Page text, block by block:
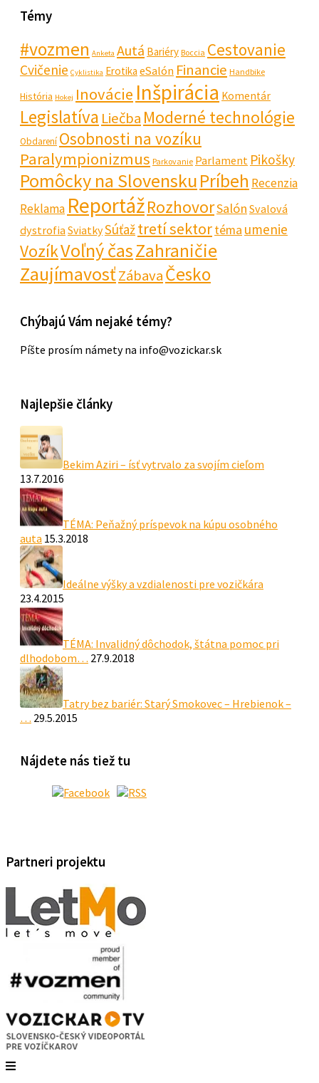
Témy
#vozmen Anketa Autá Bariéry Boccia Cestovanie
Cvičenie Cyklistika Erotika eSalón Financie Handbike
História Hokej Inovácie Inšpirácia Komentár
Legislatíva Liečba Moderné technológie
Obdarení Osobnosti na vozíku
Paralympionizmus Parkovanie Parlament Pikošky
Pomôcky na SlovenskuPríbeh Recenzia
Reklama ReportážRozhovorSalón Svalová
dystrofiaSviatkySúťažtretí sektortéma umenie
VozíkVoľný časZahraničie
ZaujímavosťZábavaČesko
Chýbajú Vám nejaké témy?
Píšte prosím námety na info@vozickar.sk
Najlepšie články
Bekim Aziri – ísť vytrvalo za svojím cieľom
13.7.2016
TÉMA: Peňažný príspevok na kúpu osobného
auta 15.3.2018
Ideálne výšky a vzdialenosti pre vozičkára
23.4.2015
TÉMA: Invalidný dôchodok, štátna pomoc pri
dlhodobom… 27.9.2018
Tatry bez bariér: Starý Smokovec – Hrebienok –
… 29.5.2015
Nájdete nás tiež tu
Partneri projektu